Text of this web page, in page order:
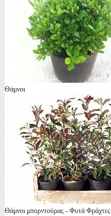
Θάμνοι
Θάμνοι μπορντούρας - Φυτά Φράχτες